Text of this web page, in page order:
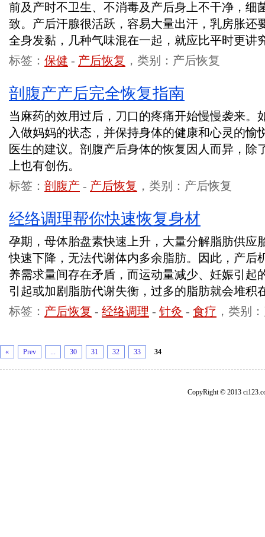
前及产时不卫生、不消毒及产后身上不干净，细
致。产后汗腺很活跃，容易大量出汗，乳房胀还
全身发黏，几种气味混在一起，就应比平时更讲
标签： 保健 - 产后恢复 ，类别：产后恢复
剖腹产产后完全恢复指南
当麻药的效用过后，刀口的疼痛开始慢慢袭来。
入做妈妈的状态，并保持身体的健康和心灵的愉
医生的建议。剖腹产后身体的恢复因人而异，除
上也有创伤。
标签： 剖腹产 - 产后恢复 ，类别：产后恢复
经络调理帮你快速恢复身材
孕期，母体胎盘素快速上升，大量分解脂肪供应
快速下降，无法代谢体内多余脂肪。因此，产后
养需求量间存在矛盾，而运动量减少、妊娠引起
引起或加剧脂肪代谢失衡，过多的脂肪就会堆积
标签： 产后恢复 - 经络调理 - 针灸 - 食疗 ，类别
« Prev ... 30 31 32 33 34
CopyRight © 2013